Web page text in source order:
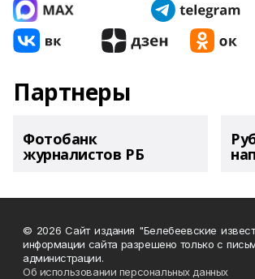
Партнеры
Фотобанк
журналистов РБ
© 2026 Сайт издания "Белебеевские
информации сайта разрешено только с
администрации.
Об использовании персональных данных